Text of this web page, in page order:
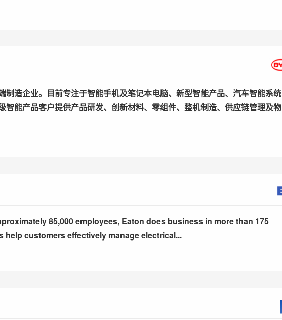
造企业。目前专注于智能手机及笔记本电脑、新型智能产品、汽车智能系统
能产品客户提供产品研发、创新材料、零组件、整机制造、供应链管理及物
85,000 employees, Eaton does business in more than 175
customers effectively manage electrical...